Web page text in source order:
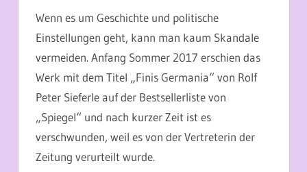
Wenn es um Geschichte und politische
Einstellungen geht, kann man kaum Skandale
vermeiden. Anfang Sommer 2017 erschien das
Werk mit dem Titel „Finis Germania“ von Rolf
Peter Sieferle auf der Bestsellerliste von
„Spiegel“ und nach kurzer Zeit ist es
verschwunden, weil es von der Vertreterin der
Zeitung verurteilt wurde.